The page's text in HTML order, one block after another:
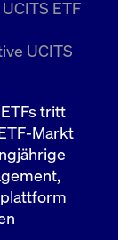
ETF
UCITS
tritt
Markt